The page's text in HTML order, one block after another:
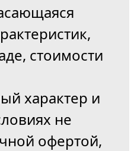
стоимости
характер и
не
офертой,